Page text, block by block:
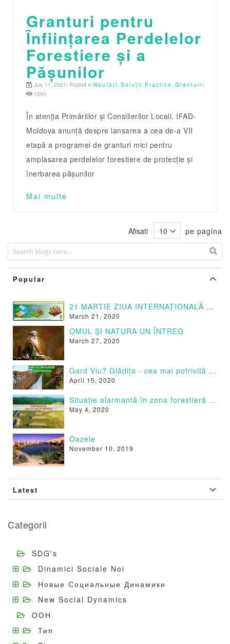
Granturi pentru
Înființarea Perdelelor
Forestiere și a
Pășunilor
July 11, 2021| Posted in Noutăți , Soluții Practice , Granturi |
1290
În atenția Primăriilor și Consilierilor Locali. IFAD-
Moldova anunță despre lansarea a cea de-a VII
etapă a programei de granturi mici pentru
amplasarea perdelelor forestiere de protecție și
înerbarea pășunilor
Mai multe
Afisati pe pagina
Popular
21 MARTIE ZIUA INTERNAȚIONALĂ A PĂDURILOR
March 21, 2020
OMUL ȘI NATURA UN ÎNTREG
March 27, 2020
Gard Viu? Glădița - cea mai potrivită specie
April 15, 2020
Situație alarmantă în zona forestieră a Moldovei.
May 4, 2020
Oazele
November 10, 2019
Latest
Categorii
SDG's
Dinamici Sociale Noi
Новые Социальные Динамики
New Social Dynamics
ООН
Тип